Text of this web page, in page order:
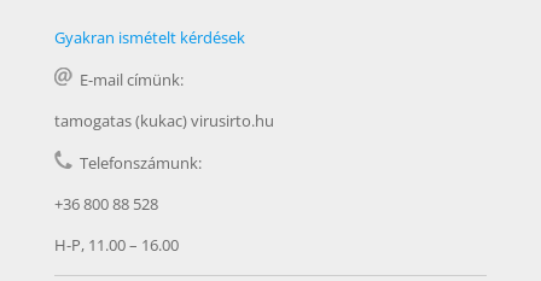
Gyakran ismételt kérdések
E-mail címünk:
tamogatas (kukac) virusirto.hu
Telefonszámunk:
+36 800 88 528
H-P, 11.00 – 16.00